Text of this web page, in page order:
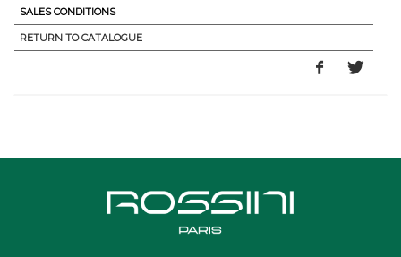
SALES CONDITIONS
RETURN TO CATALOGUE